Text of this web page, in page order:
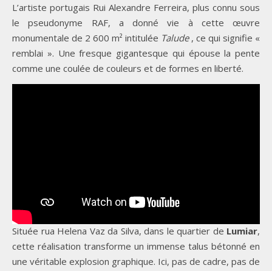
L’artiste portugais Rui Alexandre Ferreira, plus connu sous
le pseudonyme RAF, a donné vie à cette œuvre
monumentale de 2 600 m² intitulée Talude, ce qui signifie «
remblai ». Une fresque gigantesque qui épouse la pente
comme une coulée de couleurs et de formes en liberté.
Située rua Helena Vaz da Silva, dans le quartier de Lumiar,
cette réalisation transforme un immense talus bétonné en
une véritable explosion graphique. Ici, pas de cadre, pas de